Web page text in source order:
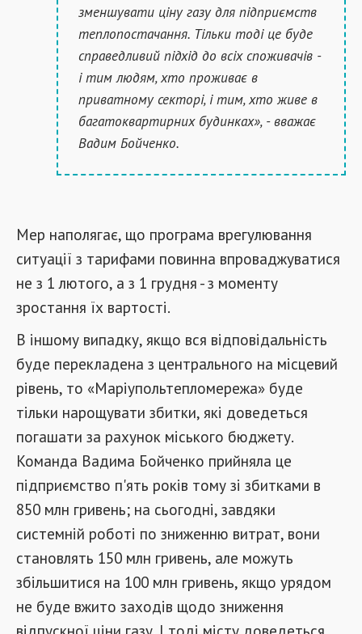
зменшувати ціну газу для підприємств
теплопостачання. Тільки тоді це буде
справедливий підхід до всіх споживачів -
і тим людям, хто проживає в
приватному секторі, і тим, хто живе в
багатоквартирних будинках», - вважає
Вадим Бойченко.
Мер наполягає, що програма врегулювання
ситуації з тарифами повинна впроваджуватися
не з 1 лютого, а з 1 грудня - з моменту
зростання їх вартості.
В іншому випадку, якщо вся відповідальність
буде перекладена з центрального на місцевий
рівень, то «Маріупольтепломережа» буде
тільки нарощувати збитки, які доведеться
погашати за рахунок міського бюджету.
Команда Вадима Бойченко прийняла це
підприємство п'ять років тому зі збитками в
850 млн гривень; на сьогодні, завдяки
системній роботі по зниженню витрат, вони
становлять 150 млн гривень, але можуть
збільшитися на 100 млн гривень, якщо урядом
не буде вжито заходів щодо зниження